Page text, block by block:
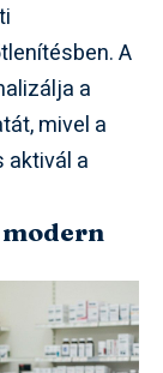
A
a
mivel a
aktivál a